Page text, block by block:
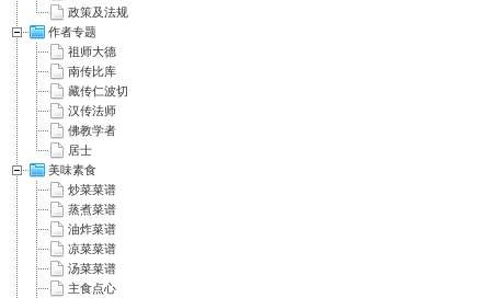
政策及法规
作者专题
祖师大德
南传比库
藏传仁波切
汉传法师
佛教学者
居士
美味素食
炒菜菜谱
蒸煮菜谱
油炸菜谱
凉菜菜谱
汤菜菜谱
主食点心